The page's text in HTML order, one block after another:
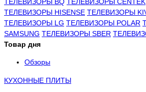
ТЕЛЕВИЗОРЫ HISENSE ТЕЛЕВИЗОРЫ
ТЕЛЕВИЗОРЫ LG ТЕЛЕВИЗОРЫ POLAR
SAMSUNG ТЕЛЕВИЗОРЫ SBER
Товар дня
Обзоры
КУХОННЫЕ ПЛИТЫ